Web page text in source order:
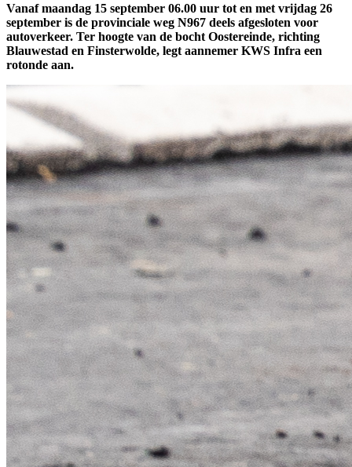
Vanaf maandag 15 september 06.00 uur tot en met vrijdag 26
september is de provinciale weg N967 deels afgesloten voor
autoverkeer. Ter hoogte van de bocht Oostereinde, richting
Blauwestad en Finsterwolde, legt aannemer KWS Infra een
rotonde aan.